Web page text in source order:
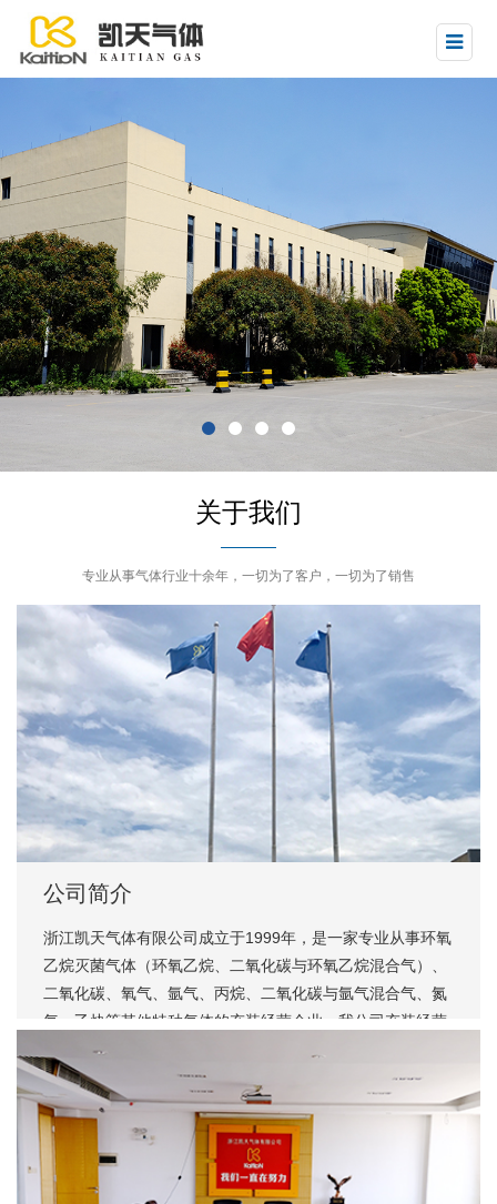
关于我们
专业从事气体行业十余年，一切为了客户，一切为了销售
公司简介
浙江凯天气体有限公司成立于1999年，是一家专业从事环氧
乙烷灭菌气体（环氧乙烷、二氧化碳与环氧乙烷混合气）、
二氧化碳、氧气、氩气、丙烷、二氧化碳与氩气混合气、氮
气、乙炔等其他特种气体的充装经营企业。我公司充装经营
的环氧乙烷灭菌气体产品，在国内外医疗器械灭菌行业享有
很高的知名度。目前，国内外多家大中型医疗器械生产厂家
及医疗灭菌企业均与我公司保持着长期稳定的业务合作关
系。同时本公司具有多年经营危险货物进出口业务，公司的
灭菌气体产品远销越南、泰国、马来西亚、菲律宾、印度等
东南亚国家，近年来的出口需求量呈逐年增长趋势。自2020